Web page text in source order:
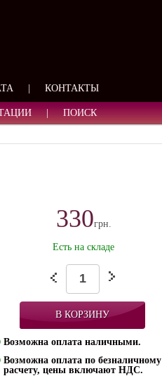
КОНТАКТЫ
ПОИСК
330грн.
Есть на складе
Возможна оплата наличными.
Возможна оплата по безналичному
расчету, цены включают НДС.